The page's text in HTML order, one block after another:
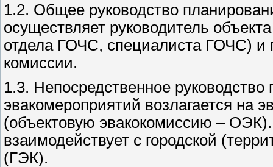
1.2. Общее руководство
осуществляет руководитель
отдела ГОЧС, специалиста ГОЧС) и
комиссии.
1.3. Непосредственное руководство
эвакомероприятий возлагается на
(объектовую эвакокомиссию –
взаимодействует с городской
(ГЭК).